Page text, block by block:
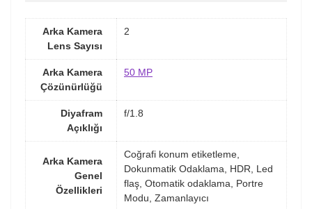
Arka Kamera
Lens Sayısı
2
Arka Kamera
Çözünürlüğü
50 MP
Diyafram
Açıklığı
f/1.8
Arka Kamera
Genel
Özellikleri
Coğrafi konum etiketleme,
Dokunmatik Odaklama, HDR, Led
flaş, Otomatik odaklama, Portre
Modu, Zamanlayıcı